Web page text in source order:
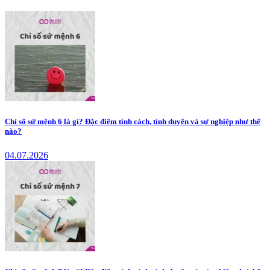
Chỉ số sứ mệnh 6 là gì? Đặc điểm tính cách, tình duyên và sự nghiệp như thế
nào?
04.07.2026